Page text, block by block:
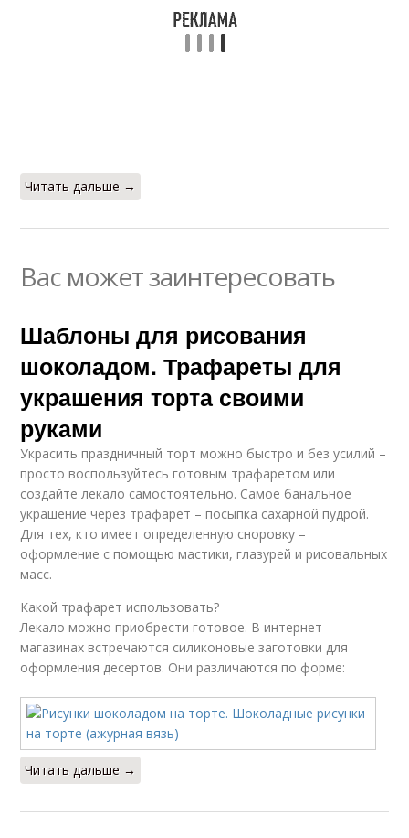
Читать дальше →
Вас может заинтересовать
Шаблоны для рисования
шоколадом. Трафареты для
украшения торта своими
руками
Украсить праздничный торт можно быстро и без усилий –
просто воспользуйтесь готовым трафаретом или
создайте лекало самостоятельно. Самое банальное
украшение через трафарет – посыпка сахарной пудрой.
Для тех, кто имеет определенную сноровку –
оформление с помощью мастики, глазурей и рисовальных
масс.
Какой трафарет использовать?
Лекало можно приобрести готовое. В интернет-
магазинах встречаются силиконовые заготовки для
оформления десертов. Они различаются по форме:
Читать дальше →